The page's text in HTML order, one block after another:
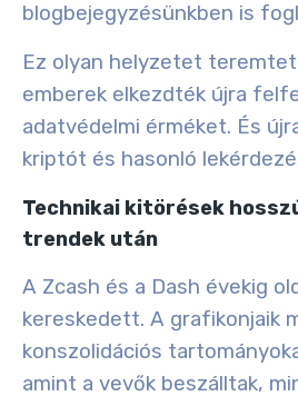
blogbejegyzésünkben is
Ez olyan helyzetet
emberek elkezdték újra
adatvédelmi érméket. És
kriptót és hasonló
Technikai kitörések
trendek után
A Zcash és a Dash évekig
kereskedett. A grafikonjaik
konszolidációs
amint a vevők beszálltak,